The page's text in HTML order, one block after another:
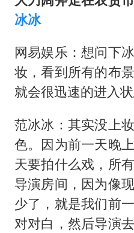
冰冰
网易娱乐：想问下
妆，看到所有的布
就会很迅速的进入状
范冰冰：其实没上
色。因为前一天晚
天要拍什么戏，所
导演房间，因为像
少了，就是我们前
对对白，然后导演